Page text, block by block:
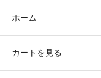
ホーム
カートを見る